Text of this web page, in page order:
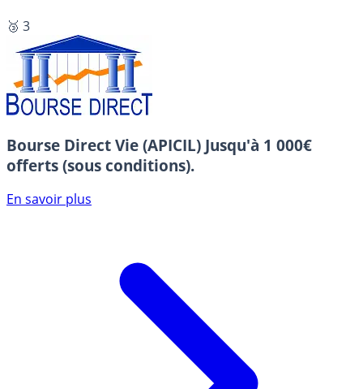
🥉 3
Bourse Direct Vie (APICIL) Jusqu'à 1 000€
offerts (sous conditions).
En savoir plus